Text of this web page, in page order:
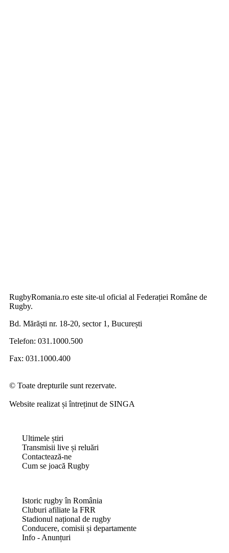
RugbyRomania.ro este site-ul oficial al Federației Române de
Rugby.
Bd. Mărăști nr. 18-20, sector 1, București
Telefon: 031.1000.500
Fax: 031.1000.400
© Toate drepturile sunt rezervate.
Website realizat și întreținut de SINGA
Ultimele știri
Transmisii live și reluări
Contactează-ne
Cum se joacă Rugby
Istoric rugby în România
Cluburi afiliate la FRR
Stadionul național de rugby
Conducere, comisii și departamente
Info - Anunțuri